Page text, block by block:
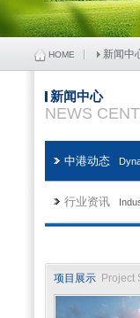
HOME 新闻中
新闻中心
NEWS
中港动态
行业资讯
项目展示 Project